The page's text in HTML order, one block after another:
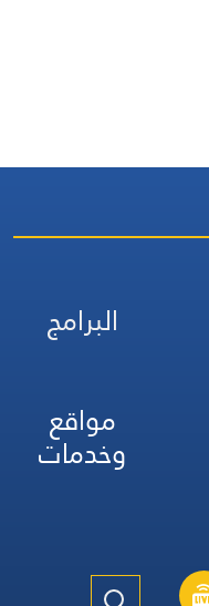
البرامج
مواقع
وخدمات